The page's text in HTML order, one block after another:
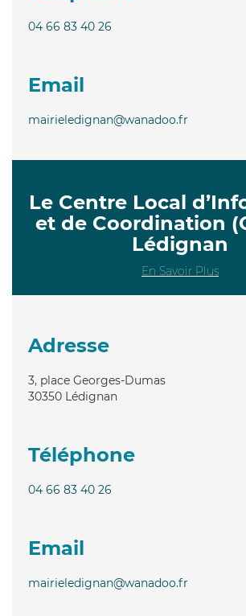
04 66 83 40 26
Email
mairieledignan@wanadoo.fr
Le Centre Local
et de Coordination
Lédignan
En Savoir Plus
Adresse
3, place Georges-Dumas
30350 Lédignan
Téléphone
04 66 83 40 26
Email
mairieledignan@wanadoo.fr